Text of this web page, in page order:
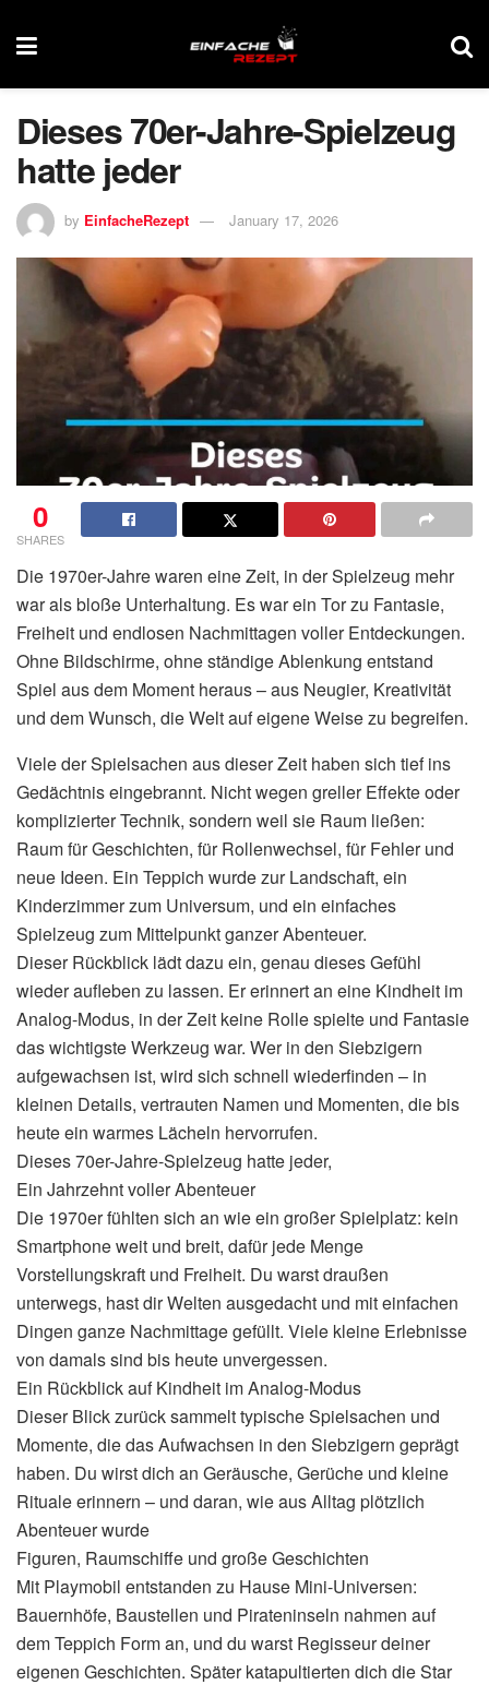
Dieses 70er-Jahre-Spielzeug
hatte jeder
by EinfacheRezept January 17, 2026
0
SHARES
Die 1970er-Jahre waren eine Zeit, in der Spielzeug mehr
war als bloße Unterhaltung. Es war ein Tor zu Fantasie,
Freiheit und endlosen Nachmittagen voller Entdeckungen.
Ohne Bildschirme, ohne ständige Ablenkung entstand
Spiel aus dem Moment heraus – aus Neugier, Kreativität
und dem Wunsch, die Welt auf eigene Weise zu begreifen.
Viele der Spielsachen aus dieser Zeit haben sich tief ins
Gedächtnis eingebrannt. Nicht wegen greller Effekte oder
komplizierter Technik, sondern weil sie Raum ließen:
Raum für Geschichten, für Rollenwechsel, für Fehler und
neue Ideen. Ein Teppich wurde zur Landschaft, ein
Kinderzimmer zum Universum, und ein einfaches
Spielzeug zum Mittelpunkt ganzer Abenteuer.
Dieser Rückblick lädt dazu ein, genau dieses Gefühl
wieder aufleben zu lassen. Er erinnert an eine Kindheit im
Analog-Modus, in der Zeit keine Rolle spielte und Fantasie
das wichtigste Werkzeug war. Wer in den Siebzigern
aufgewachsen ist, wird sich schnell wiederfinden – in
kleinen Details, vertrauten Namen und Momenten, die bis
heute ein warmes Lächeln hervorrufen.
Dieses 70er-Jahre-Spielzeug hatte jeder,
Ein Jahrzehnt voller Abenteuer
Die 1970er fühlten sich an wie ein großer Spielplatz: kein
Smartphone weit und breit, dafür jede Menge
Vorstellungskraft und Freiheit. Du warst draußen
unterwegs, hast dir Welten ausgedacht und mit einfachen
Dingen ganze Nachmittage gefüllt. Viele kleine Erlebnisse
von damals sind bis heute unvergessen.
Ein Rückblick auf Kindheit im Analog-Modus
Dieser Blick zurück sammelt typische Spielsachen und
Momente, die das Aufwachsen in den Siebzigern geprägt
haben. Du wirst dich an Geräusche, Gerüche und kleine
Rituale erinnern – und daran, wie aus Alltag plötzlich
Abenteuer wurde
Figuren, Raumschiffe und große Geschichten
Mit Playmobil entstanden zu Hause Mini-Universen:
Bauernhöfe, Baustellen und Pirateninseln nahmen auf
dem Teppich Form an, und du warst Regisseur deiner
eigenen Geschichten. Später katapultierten dich die Star